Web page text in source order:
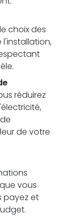
choix des
réduirez
de votre
vous
payez et